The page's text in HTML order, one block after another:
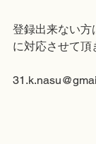
登録出来ない方
に対応させて頂